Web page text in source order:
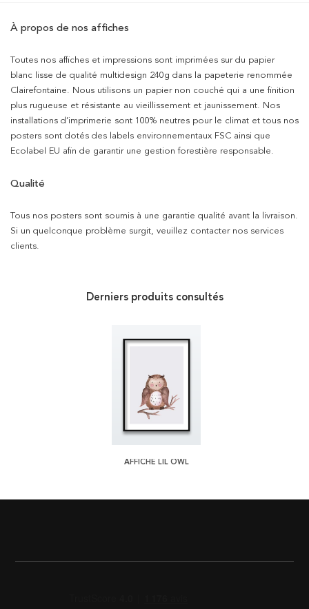
À propos de nos affiches
Toutes nos affiches et impressions sont imprimées sur du papier
blanc lisse de qualité multidesign 240g dans la papeterie renommée
Clairefontaine. Nous utilisons un papier non couché qui a une finition
plus rugueuse et résistante au vieillissement et jaunissement. Nos
installations d’imprimerie sont 100% neutres pour le climat et tous nos
posters sont dotés des labels environnementaux FSC ainsi que
Ecolabel EU afin de garantir une gestion forestière responsable.
Qualité
Tous nos posters sont soumis à une garantie qualité avant la livraison.
Si un quelconque problème surgit, veuillez contacter nos services
clients.
Derniers produits consultés
AFFICHE LIL OWL